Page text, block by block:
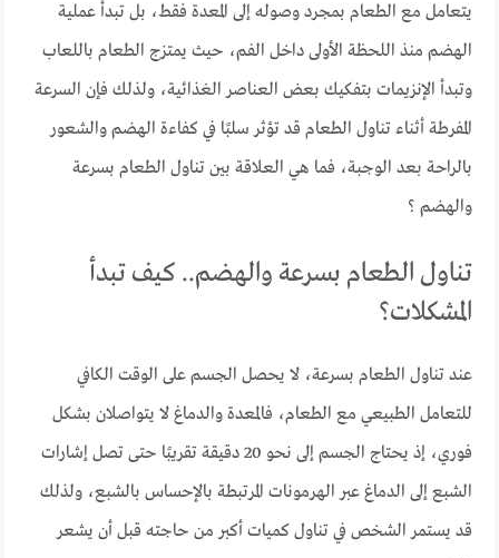
يتعامل مع الطعام بمجرد وصوله إلى المعدة فقط، بل تبدأ عملية
الهضم منذ اللحظة الأولى داخل الفم، حيث يمتزج الطعام باللعاب
وتبدأ الإنزيمات بتفكيك بعض العناصر الغذائية، ولذلك فإن السرعة
المفرطة أثناء تناول الطعام قد تؤثر سلبًا في كفاءة الهضم والشعور
بالراحة بعد الوجبة، فما هي العلاقة بين تناول الطعام بسرعة
والهضم ؟
تناول الطعام بسرعة والهضم.. كيف تبدأ
المشكلات؟
عند تناول الطعام بسرعة، لا يحصل الجسم على الوقت الكافي
للتعامل الطبيعي مع الطعام، فالمعدة والدماغ لا يتواصلان بشكل
فوري، إذ يحتاج الجسم إلى نحو 20 دقيقة تقريبًا حتى تصل إشارات
الشبع إلى الدماغ عبر الهرمونات المرتبطة بالإحساس بالشبع، ولذلك
قد يستمر الشخص في تناول كميات أكبر من حاجته قبل أن يشعر